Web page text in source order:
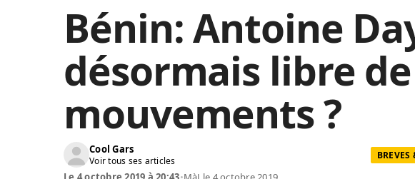
Bénin: Antoine
désormais libre
mouvements ?
Cool Gars
Voir tous ses articles BREVES